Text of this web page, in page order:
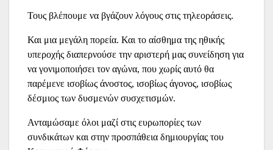
Τους βλέπουμε να βγάζουν λόγους στις τηλεοράσεις.
Και μια μεγάλη πορεία. Και το αίσθημα της ηθικής
υπεροχής διαπερνούσε την αριστερή μας συνείδηση για
να γονιμοποιήσει τον αγώνα, που χωρίς αυτό θα
παρέμενε ισοβίως άνοστος, ισοβίως άγονος, ισοβίως
δέσμιος των δυσμενών συσχετισμών.
Ανταμώσαμε όλοι μαζί στις ευρωπορίες των
συνδικάτων και στην προσπάθεια δημιουργίας του